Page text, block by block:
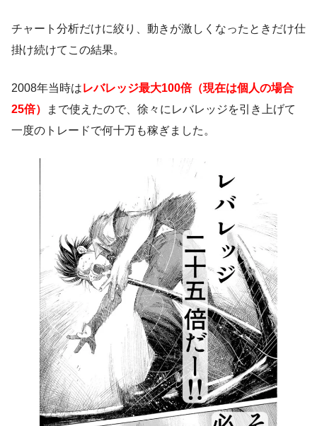
チャート分析だけに絞り、動きが激しくなったときだけ仕
掛け続けてこの結果。
2008年当時はレバレッジ最大100倍（現在は個人の場合
25倍）
まで使えたので、徐々にレバレッジを引き上げて
一度のトレードで何十万も稼ぎました。